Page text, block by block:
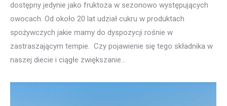
dostępny jedynie jako fruktoza w sezonowo występujących
owocach. Od około 20 lat udział cukru w produktach
spożywczych jakie mamy do dyspozycji rośnie w
zastraszającym tempie. Czy pojawienie się tego składnika w
naszej diecie i ciągłe zwiększanie…